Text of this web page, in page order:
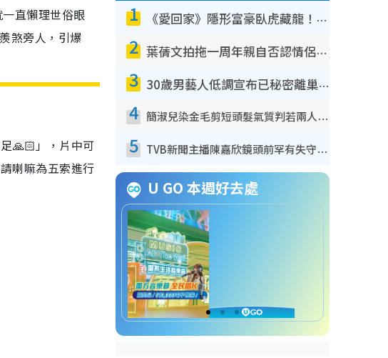
直懶理世俗眼
煞旁人，引爆
🙏🏻」，片中可
喇嘛為五索進行
1 《愛回家》隱形富豪臥虎藏龍！盤點12位財氣逼人的有錢藝人：呢位靚女3億身家唔憂做
2 葉蒨文拍拖一周年親自否認情侶關係？！被質疑感情造假竟稱GM「普通同事」
3 30歲男藝人低調宣布已秘密離巢！人氣急跌變失蹤人口︰「這幾年過得並不容易」
4 簡淑兒染金毛剪短頭髮氣質判若兩人！嚇壞老公麥大力都認唔出：「你做咩事？」
5 TVB新聞主播陳嘉欣鏡頭前罕有失守！遭林超英一句說話突襲嚇親當場大笑
U GO 本週好去處